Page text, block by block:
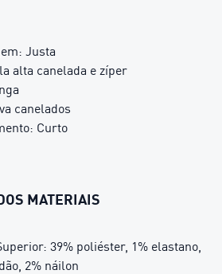
Justa
alta canelada e zíper
canelados
Curto
MATERIAIS
39% poliéster, 1% elastano,
2% náilon